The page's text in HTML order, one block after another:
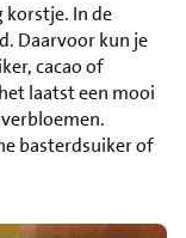
korstje. In de
Daarvoor kun je
cacao of
laatst een mooi
basterdsuiker of